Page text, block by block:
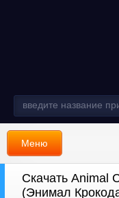
Меню
Скачать Animal
(Энимал